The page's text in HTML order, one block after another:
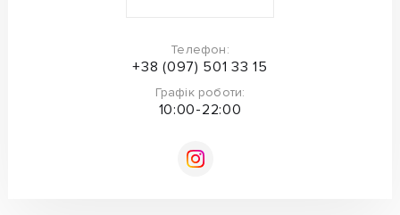
Телефон:
+38 (097) 501 33 15
Графік роботи:
10:00-22:00